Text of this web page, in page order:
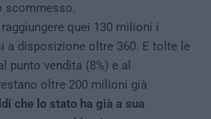
scommesso.
quei 130 milioni i
a disposizione oltre 360. E tolte le
punto vendita (8%) e al
oltre 200 milioni già
che lo stato ha già a sua